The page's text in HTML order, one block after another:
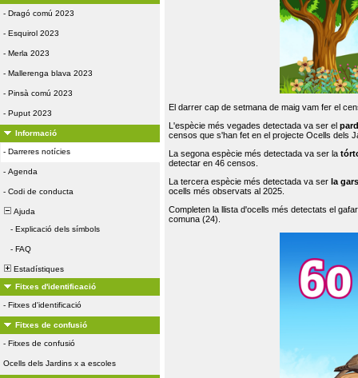
- Dragó comú 2023
- Esquirol 2023
- Merla 2023
- Mallerenga blava 2023
- Pinsà comú 2023
- Puput 2023
Informació
- Darreres notícies
- Agenda
- Codi de conducta
Ajuda
- Explicació dels símbols
- FAQ
Estadístiques
Fitxes d'identificació
- Fitxes d'identificació
Fitxes de confusió
- Fitxes de confusió
Ocells dels Jardins x a escoles
El darrer cap de setmana de maig vam fer el
L'espècie més vegades detectada va ser el
censos que s'han fet en el projecte Ocells dels
La segona espècie més detectada va ser la
detectar en 46 censos.
La tercera espècie més detectada va ser la
ocells més observats al 2025.
Completen la llista d'ocells més detectats el
comuna (24).